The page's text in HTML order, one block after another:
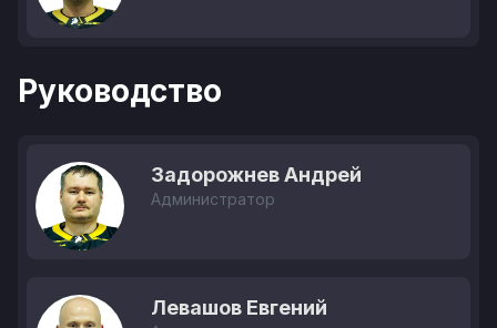
Руководство
Задорожнев Андрей
Администратор
Левашов Евгений